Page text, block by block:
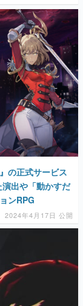
の正式サービス
出や「動かすだ
ンRPG
2024年4月17日 公開